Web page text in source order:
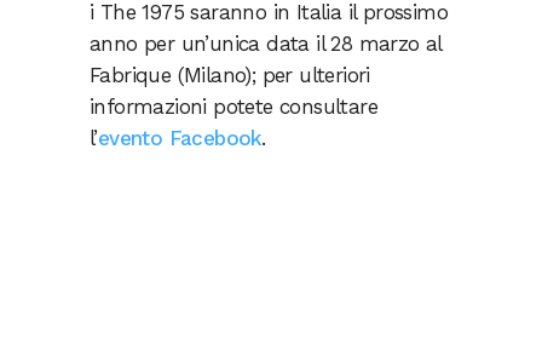
i The 1975 saranno in Italia il prossimo
anno per un’unica data il 28 marzo al
Fabrique (Milano); per ulteriori
informazioni potete consultare
l’evento Facebook.